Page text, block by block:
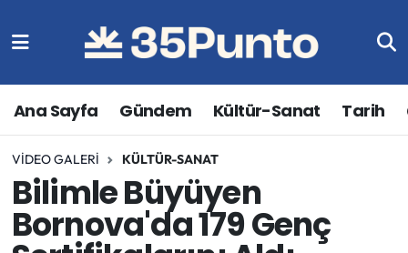
Ana Sayfa Gündem Kültür-Sanat Tarih
VIDEO GALERI KÜLTÜR-SANAT
Bilimle Büyüyen
Bornova'da 179 Genç